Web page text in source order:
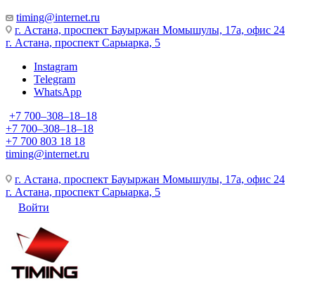
timing@internet.ru
г. Астана, проспект Бауыржан Момышулы, 17а, офис 24
г. Астана, проспект Сарыарка, 5
Instagram
Telegram
WhatsApp
+7 700‒308‒18‒18
+7 700‒308‒18‒18
+7 700 803 18 18
timing@internet.ru
г. Астана, проспект Бауыржан Момышулы, 17а, офис 24
г. Астана, проспект Сарыарка, 5
Войти